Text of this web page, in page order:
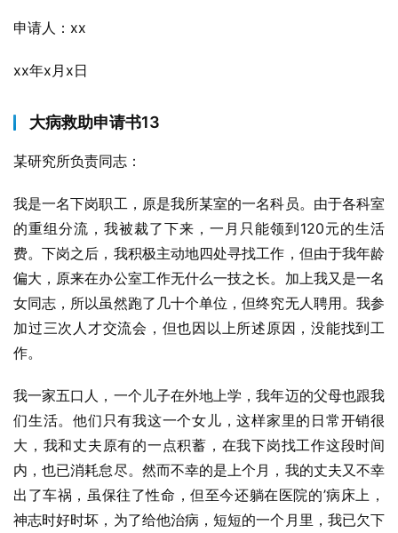
申请人：xx
xx年x月x日
大病救助申请书13
某研究所负责同志：
我是一名下岗职工，原是我所某室的一名科员。由于各科室
的重组分流，我被裁了下来，一月只能领到120元的生活
费。下岗之后，我积极主动地四处寻找工作，但由于我年龄
偏大，原来在办公室工作无什么一技之长。加上我又是一名
女同志，所以虽然跑了几十个单位，但终究无人聘用。我参
加过三次人才交流会，但也因以上所述原因，没能找到工
作。
我一家五口人，一个儿子在外地上学，我年迈的父母也跟我
们生活。他们只有我这一个女儿，这样家里的日常开销很
大，我和丈夫原有的一点积蓄，在我下岗找工作这段时间
内，也已消耗怠尽。然而不幸的是上个月，我的丈夫又不幸
出了车祸，虽保往了性命，但至今还躺在医院的’病床上，
神志时好时坏，为了给他治病，短短的一个月里，我已欠下